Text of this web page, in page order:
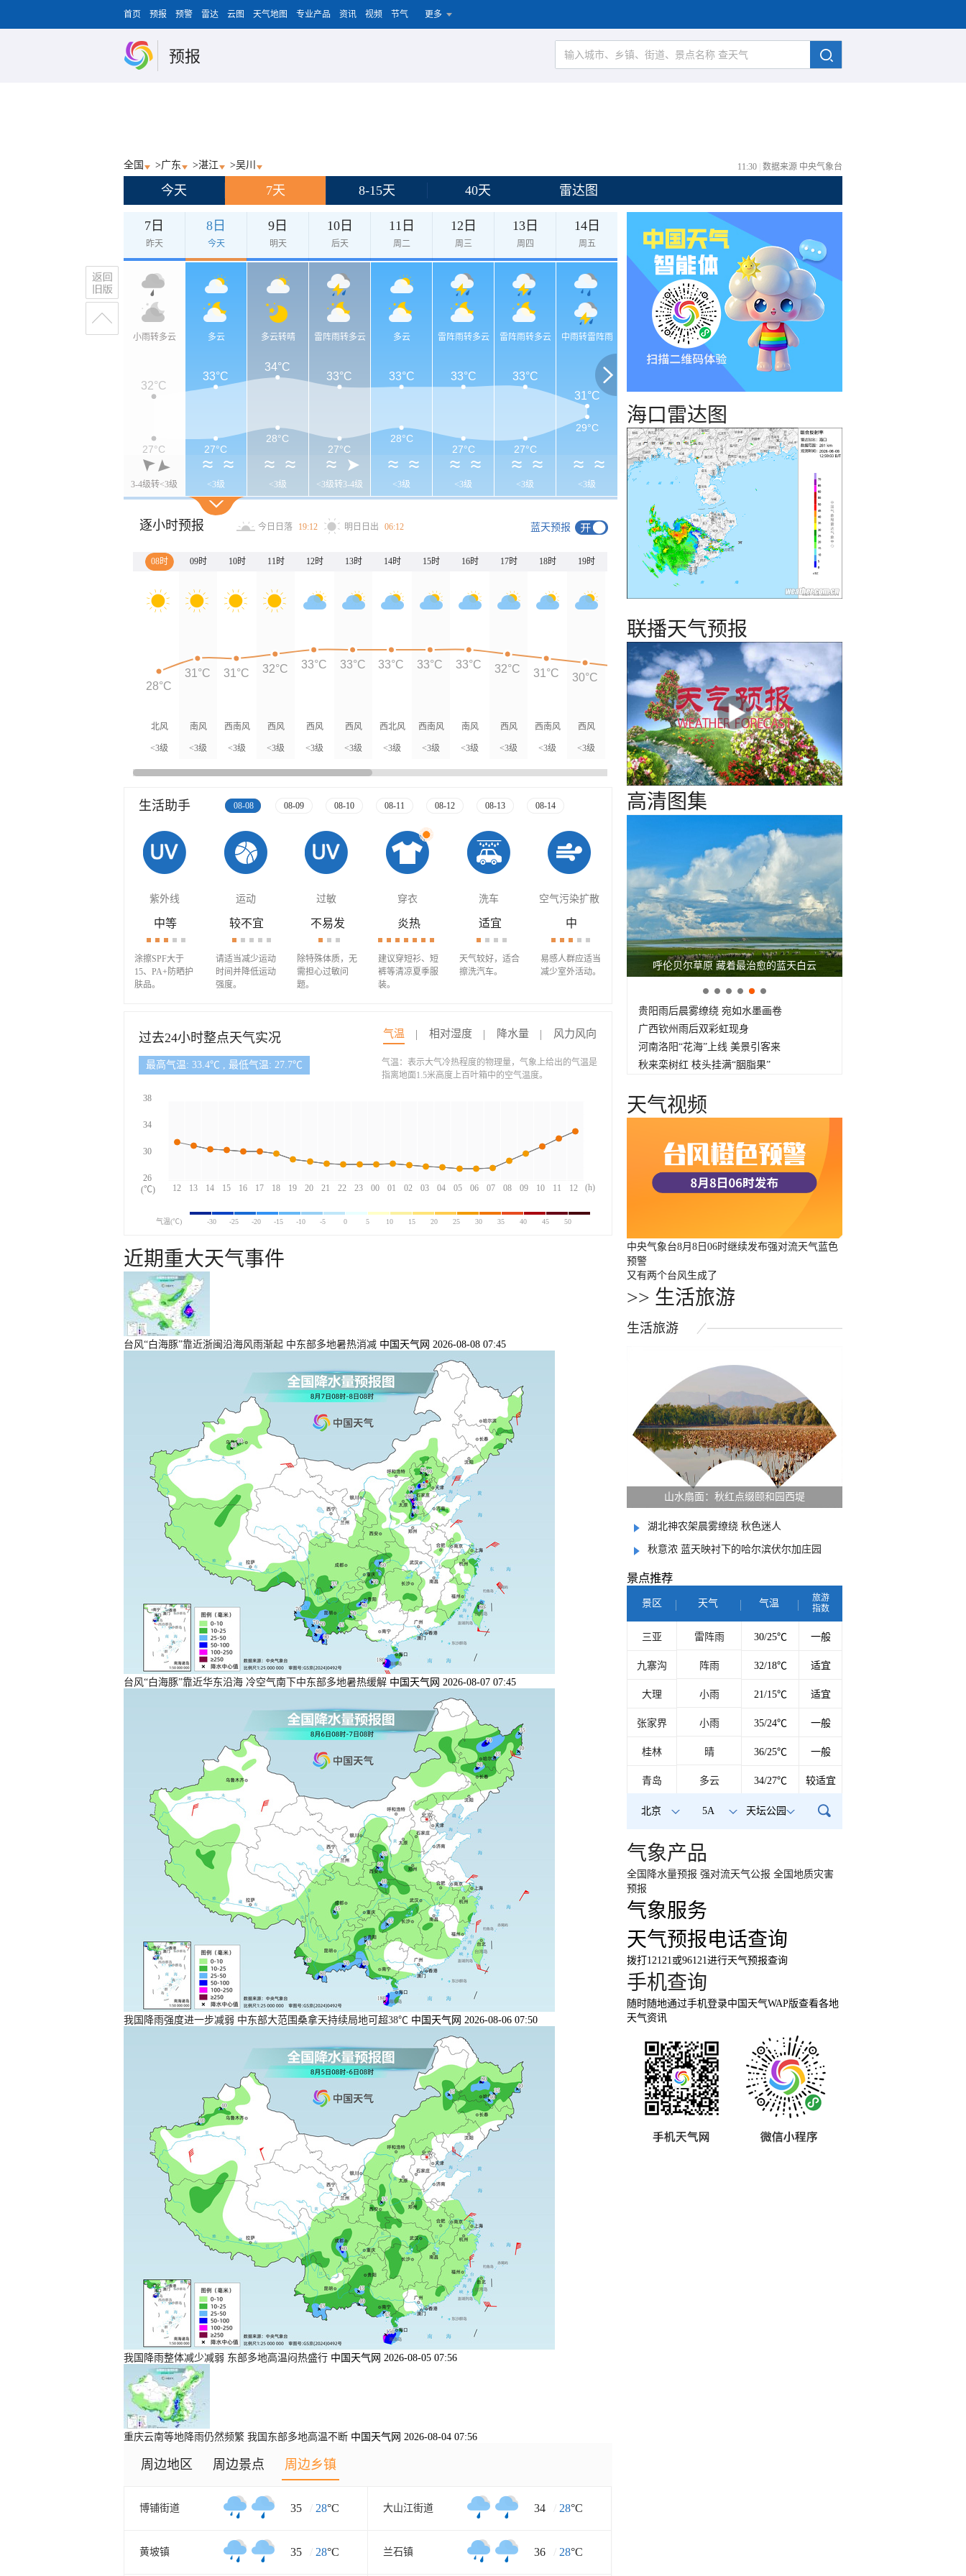
首页 预报 预警 雷达 云图 天气地图 专业产品 资讯 视频 节气 更多
预报
全国 >广东 >湛江 >吴川 11:30 数据来源 中央气象台
今天 7天 8-15天 40天 雷达图
7日
昨天
8日
今天
9日
明天
10日
后天
11日
周二
12日
周三
13日
周四
14日
周五
小雨转多云
3-4级转<3级
多云
<3级
多云转晴
<3级
雷阵雨转多云
<3级转3-4级
多云
<3级
雷阵雨转多云
<3级
雷阵雨转多云
<3级
中雨转雷阵雨
<3级
32°C
33°C
34°C
33°C 33°C 33°C 33°C
31°C
27°C 27°C
28°C
27°C
28°C
27°C
27°C
29°C
逐小时预报 今日日落 19:12 明日日出 06:12 蓝天预报
08时 09时 10时 11时 12时 13时 14时 15时 16时 17时 18时 19时 21时 22时 01时
北风
<3级
南风
<3级
西南风
<3级
西风
<3级
西风
<3级
西风
<3级
西北风
<3级
西南风
<3级
南风
<3级
西风
<3级
西南风
<3级
西风
<3级
西风
<3级
西风
<3级
西风
<3级
西风
<3级
西风
<3级 <3级
28°C
31°C 31°C 32°C 33°C 33°C 33°C 33°C 33°C 32°C 31°C 30°C 29°C 29°C 28°C 28°C 28°C 28°C
生活助手 08-08 08-09 08-10 08-11 08-12 08-13 08-14
紫外线 运动 过敏 穿衣 洗车 空气污染扩散
中等
涂擦SPF大于
15、PA+防晒护
肤品。
较不宜
请适当减少运动
时间并降低运动
强度。
不易发
除特殊体质，无
需担心过敏问
题。
炎热
建议穿短衫、短
裤等清凉夏季服
装。
适宜
天气较好，适合
擦洗汽车。
中
易感人群应适当
减少室外活动。
过去24小时整点天气实况 气温 相对湿度 降水量 风力风向
最高气温: 33.4℃ , 最低气温: 27.7℃
12 13 14 15 16 17 18 19 20 21 22 23 00 01 02 03 04 05 06 07 08 09 10 11 12
38
34
30
26
(h)
(℃)
气温：表示大气冷热程度的物理量，气象上给出的气温是
指离地面1.5米高度上百叶箱中的空气温度。
气温(℃) -30 -25 -20 -15 -10 -5 0 5 10 15 20 25 30 35 40 45 50
近期重大天气事件
台风“白海豚”靠近浙闽沿海风雨渐起 中东部多地暑热消减 中国天气网 2026-08-08 07:45
台风“白海豚”靠近华东沿海 冷空气南下中东部多地暑热缓解 中国天气网 2026-08-07 07:45
我国降雨强度进一步减弱 中东部大范围桑拿天持续局地可超38℃ 中国天气网 2026-08-06 07:50
我国降雨整体减少减弱 东部多地高温闷热盛行 中国天气网 2026-08-05 07:56
重庆云南等地降雨仍然频繁 我国东部多地高温不断 中国天气网 2026-08-04 07:56
周边地区 周边景点 周边乡镇
博铺街道 35 / 28°C 大山江街道 34 / 28°C
黄坡镇 35 / 28°C 兰石镇 36 / 28°C
海口雷达图
联播天气预报
高清图集
一组图感受水中消暑快乐瞬间
贵阳雨后晨雾缭绕 宛如水墨画卷
广西钦州雨后双彩虹现身
河南洛阳“花海”上线 美景引客来
秋来栾树红 枝头挂满“胭脂果”
天气视频
中央气象台8月8日06时继续发布强对流天气蓝色
预警
又有两个台风生成了
>> 生活旅游
生活旅游
紫菊满山坡 黄山坡山村秋色正好
湖北神农架晨雾缭绕 秋色迷人
秋意浓 蓝天映衬下的哈尔滨伏尔加庄园
景点推荐
景区 天气 气温
旅游
指数
三亚 雷阵雨 30/25℃ 一般
九寨沟 阵雨 32/18℃ 适宜
大理 小雨 21/15℃ 适宜
张家界 小雨 35/24℃ 一般
桂林 晴 36/25℃ 一般
青岛 多云 34/27℃ 较适宜
北京 5A 天坛公园
气象产品
全国降水量预报 强对流天气公报 全国地质灾害
预报
气象服务
天气预报电话查询
拨打12121或96121进行天气预报查询
手机查询
随时随地通过手机登录中国天气WAP版查看各地
天气资讯